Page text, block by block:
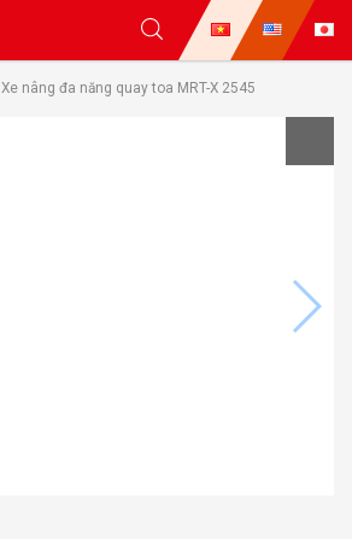
Xe nâng đa năng quay toa MRT-X 2545